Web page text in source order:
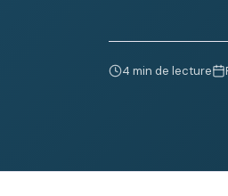
4 min de lecture